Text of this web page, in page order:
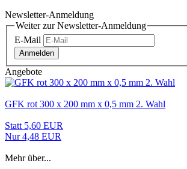
Newsletter-Anmeldung
Weiter zur Newsletter-Anmeldung
E-Mail
Anmelden
Angebote
GFK rot 300 x 200 mm x 0,5 mm 2. Wahl
Statt 5,60 EUR
Nur 4,48 EUR
Mehr über...